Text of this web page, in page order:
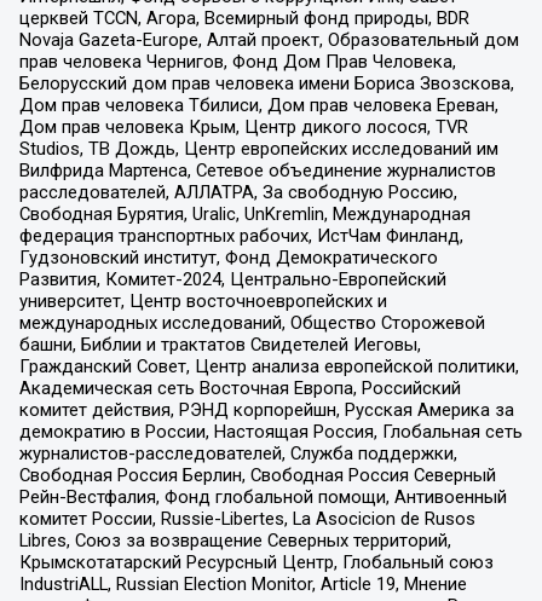
церквей TCCN, Агора, Всемирный фонд природы, BDR
Novaja Gazeta-Europe, Алтай проект, Образовательный дом
прав человека Чернигов, Фонд Дом Прав Человека,
Белорусский дом прав человека имени Бориса Звозскова,
Дом прав человека Тбилиси, Дом прав человека Ереван,
Дом прав человека Крым, Центр дикого лосося, TVR
Studios, ТВ Дождь, Центр европейских исследований им
Вилфрида Мартенса, Сетевое объединение журналистов
расследователей, АЛЛАТРА, За свободную Россию,
Свободная Бурятия, Uralic, UnKremlin, Международная
федерация транспортных рабочих, ИстЧам Финланд,
Гудзоновский институт, Фонд Демократического
Развития, Комитет-2024, Центрально-Европейский
университет, Центр восточноевропейских и
международных исследований, Общество Сторожевой
башни, Библии и трактатов Свидетелей Иеговы,
Гражданский Совет, Центр анализа европейской политики,
Академическая сеть Восточная Европа, Российский
комитет действия, РЭНД корпорейшн, Русская Америка за
демократию в России, Настоящая Россия, Глобальная сеть
журналистов-расследователей, Служба поддержки,
Свободная Россия Берлин, Свободная Россия Северный
Рейн-Вестфалия, Фонд глобальной помощи, Антивоенный
комитет России, Russie-Libertes, La Asocicion de Rusos
Libres, Союз за возвращение Северных территорий,
Крымскотатарский Ресурсный Центр, Глобальный союз
IndustriALL, Russian Election Monitor, Article 19, Мнение